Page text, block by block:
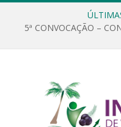
5ª CONVOCAÇÃO –